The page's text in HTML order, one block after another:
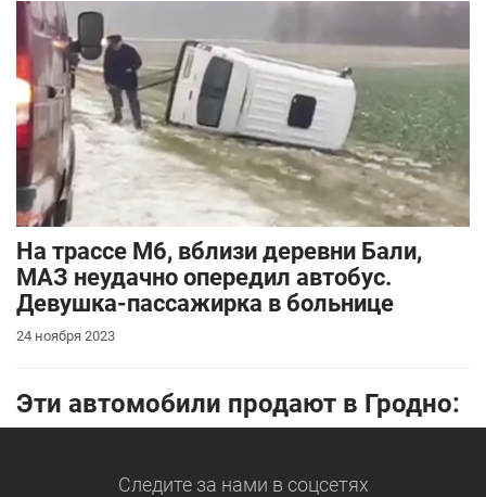
На трассе М6, вблизи деревни Бали,
МАЗ неудачно опередил автобус.
Девушка-пассажирка в больнице
24 ноября 2023
Эти автомобили продают в Гродно:
Следите за нами в соцсетях